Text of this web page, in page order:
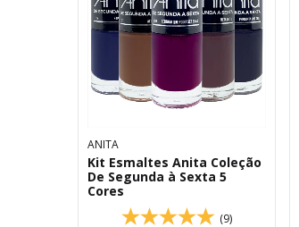
ANITA
Kit Esmaltes Anita Coleção
De Segunda à Sexta 5
Cores
(9)